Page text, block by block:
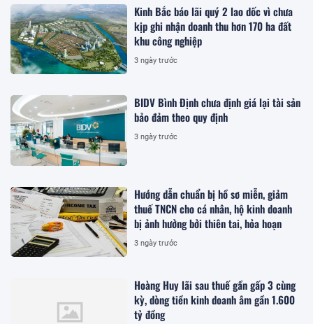
Kinh Bắc báo lãi quý 2 lao dốc vì chưa
kịp ghi nhận doanh thu hơn 170 ha đất
khu công nghiệp
3 ngày trước
BIDV Bình Định chưa định giá lại tài sản
bảo đảm theo quy định
3 ngày trước
Hướng dẫn chuẩn bị hồ sơ miễn, giảm
thuế TNCN cho cá nhân, hộ kinh doanh
bị ảnh hưởng bởi thiên tai, hỏa hoạn
3 ngày trước
Hoàng Huy lãi sau thuế gần gấp 3 cùng
kỳ, dòng tiền kinh doanh âm gần 1.600
tỷ đồng